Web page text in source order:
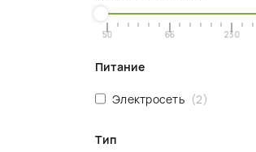
50 66 230
Питание
Электросеть 2
Тип